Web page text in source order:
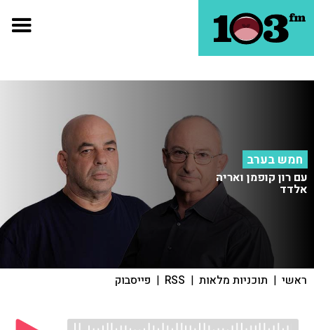
חמש בערב
עם רון קופמן ואריה
אלדד
ראשי | תוכניות מלאות |
RSS
| פייסבוק